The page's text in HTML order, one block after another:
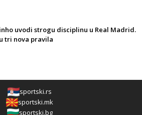
uvodi strogu disciplinu u Real Madrid.
tri nova pravila
sportski.rs
sportski.mk
sportski.bg